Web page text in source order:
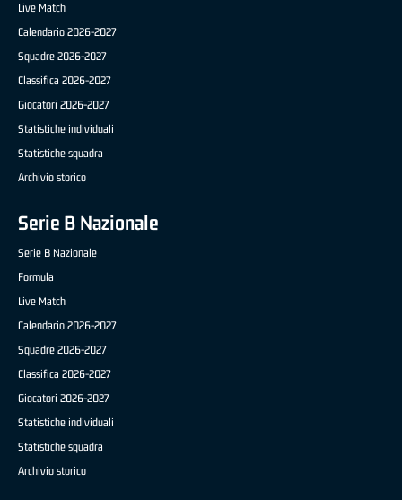
Live Match
Calendario 2026-2027
Squadre 2026-2027
Classifica 2026-2027
Giocatori 2026-2027
Statistiche individuali
Statistiche squadra
Archivio storico
Serie B Nazionale
Serie B Nazionale
Formula
Live Match
Calendario 2026-2027
Squadre 2026-2027
Classifica 2026-2027
Giocatori 2026-2027
Statistiche individuali
Statistiche squadra
Archivio storico